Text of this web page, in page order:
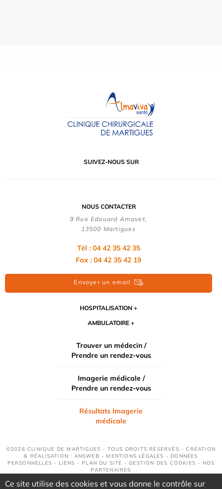
SUIVEZ-NOUS SUR
NOUS CONTACTER
9 Rue Edouard Amavet,
13500 Martigues
Tél : 04 42 35 42 35
Fax : 04 42 35 42 19
Envoyer un email
HOSPITALISATION
AMBULATOIRE
Trouver un médecin /
Prendre un rendez-vous
Imagerie médicale /
Prendre un rendez-vous
Résultats Imagerie
médicale
©2026 CLINIQUE DE MARTIGUES - TOUS DROITS RÉSERVÉS - CRÉATION
& RÉALISATION : ANSWEB - MENTIONS LÉGALES - DONNÉES
PERSONNELLES - LIENS - PLAN DU SITE -GESTION DES COOKIES - NOS
PARTENAIRES
Ce site utilise des cookies et vous donne le contrôle sur